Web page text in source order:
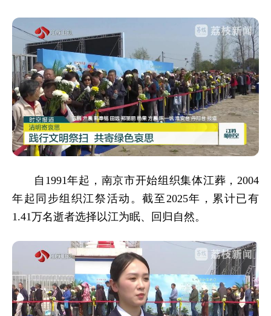
自1991年起，南京市开始组织集体江葬，2004
年起同步组织江祭活动。截至2025年，累计已有
1.41万名逝者选择以江为眠、回归自然。